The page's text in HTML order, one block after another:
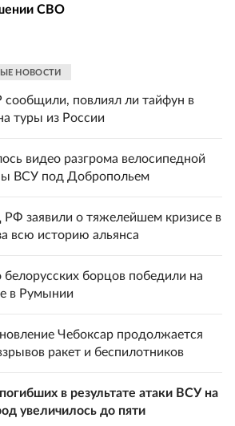
СВО
НОВОСТИ
сообщили, повлиял ли тайфун в
туры из России
видео разгрома велосипедной
ВСУ под Добропольем
заявили о тяжелейшем кризисе в
всю историю альянса
белорусских борцов победили на
в Румынии
Чебоксар продолжается
ракет и беспилотников
в результате атаки ВСУ на
увеличилось до пяти